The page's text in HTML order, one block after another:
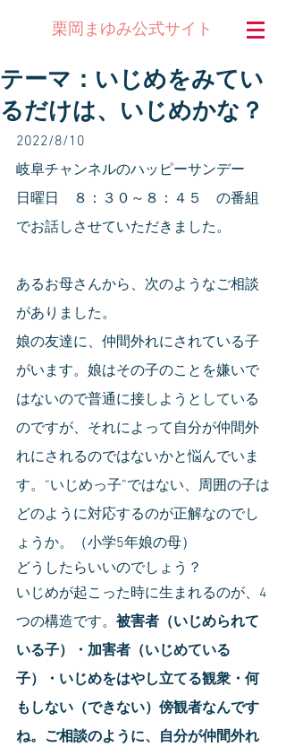
栗岡まゆみ公式サイト
テーマ：いじめをみてい
るだけは、いじめかな？
2022/8/10
岐阜チャンネルのハッピーサンデー
日曜日　８：３０～８：４５　の番組
でお話しさせていただきました。
あるお母さんから、次のようなご相談
がありました。
娘の友達に、仲間外れにされている子
がいます。娘はその子のことを嫌いで
はないので普通に接しようとしている
のですが、それによって自分が仲間外
れにされるのではないかと悩んでいま
す。“いじめっ子”ではない、周囲の子は
どのように対応するのが正解なのでし
ょうか。（小学5年娘の母）
どうしたらいいのでしょう？
いじめが起こった時に生まれるのが、4
つの構造です。 被害者（いじめられて
いる子）・加害者（いじめている
子）・いじめをはやし立てる観衆・何
もしない（できない）傍観者なんです
ね。ご相談のように、自分が仲間外れ